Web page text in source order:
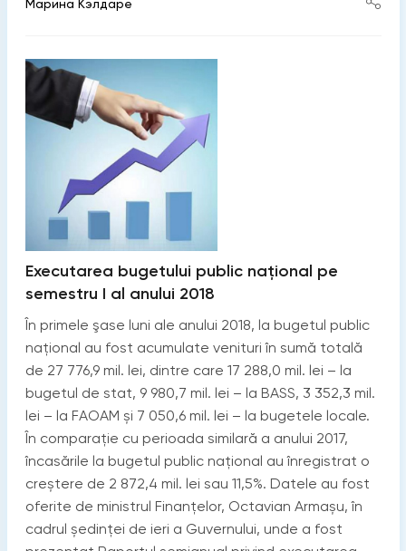
Марина Кэлдаре
Executarea bugetului public național pe
semestru I al anului 2018
În primele şase luni ale anului 2018, la bugetul public
naţional au fost acumulate venituri în sumă totală
de 27 776,9 mil. lei, dintre care 17 288,0 mil. lei – la
bugetul de stat, 9 980,7 mil. lei – la BASS, 3 352,3 mil.
lei – la FAOAM și 7 050,6 mil. lei – la bugetele locale.
În comparație cu perioada similară a anului 2017,
încasările la bugetul public naţional au înregistrat o
creștere de 2 872,4 mil. lei sau 11,5%. Datele au fost
oferite de ministrul Finanțelor, Octavian Armașu, în
cadrul ședinței de ieri a Guvernului, unde a fost